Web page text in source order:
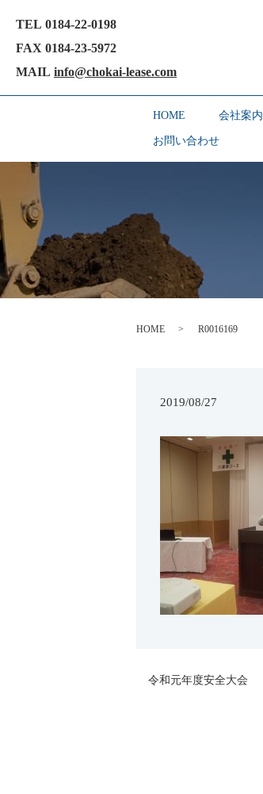
HOME 会社案内
お問い合わせ
TEL 0184-22-0198
FAX 0184-23-5972
MAIL info@chokai-lease.com
HOME R0016169
2019/08/27
令和元年度安全大会